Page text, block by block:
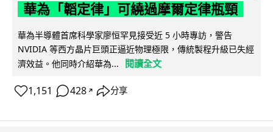
華為「韜定律」可繞過摩爾定律瓶頸
華為半導體首席科學家廖恒罕見接受近 5 小時專訪，警告
NVIDIA 等西方晶片巨頭正逼近物理極限，傳統製程升級已失經
濟效益。他同時介紹華為...
閱讀全文
1,151 428 ↗ 分享